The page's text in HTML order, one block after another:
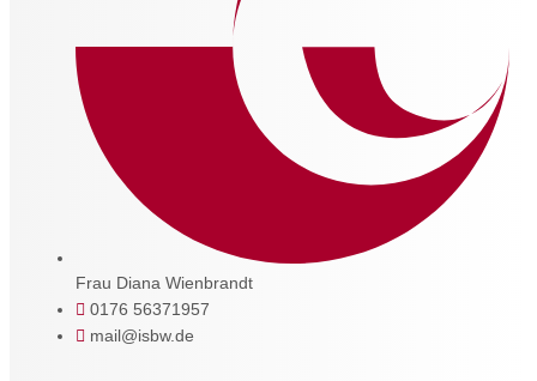
Frau Diana Wienbrandt
0176 56371957
mail@isbw.de